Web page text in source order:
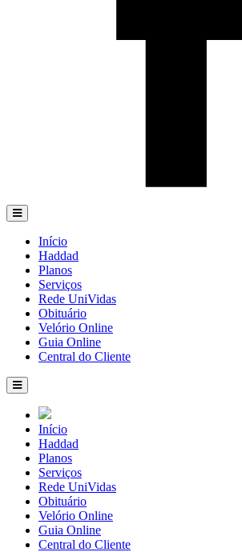
Início
Haddad
Planos
Serviços
Rede UniVidas
Obituário
Velório Online
Guia Online
Central do Cliente
Início
Haddad
Planos
Serviços
Rede UniVidas
Obituário
Velório Online
Guia Online
Central do Cliente